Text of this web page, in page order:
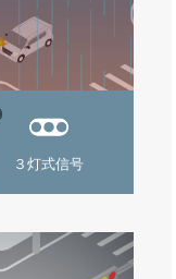
３灯式信号